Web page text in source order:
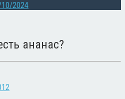
2024
ананас?